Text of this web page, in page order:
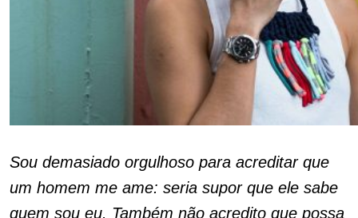
Sou demasiado orgulhoso para acreditar que
um homem me ame: seria supor que ele sabe
quem sou eu. Também não acredito que possa